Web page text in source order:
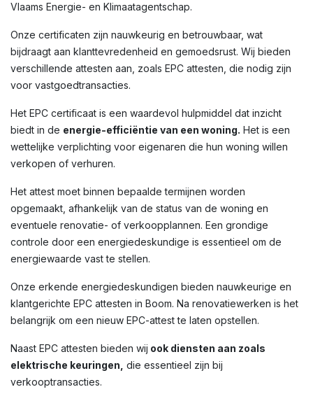
Vlaams Energie- en Klimaatagentschap.
Onze certificaten zijn nauwkeurig en betrouwbaar, wat
bijdraagt aan klanttevredenheid en gemoedsrust. Wij bieden
verschillende attesten aan, zoals EPC attesten, die nodig zijn
voor vastgoedtransacties.
Het EPC certificaat is een waardevol hulpmiddel dat inzicht
biedt in de energie-efficiëntie van een woning. Het is een
wettelijke verplichting voor eigenaren die hun woning willen
verkopen of verhuren.
Het attest moet binnen bepaalde termijnen worden
opgemaakt, afhankelijk van de status van de woning en
eventuele renovatie- of verkoopplannen. Een grondige
controle door een energiedeskundige is essentieel om de
energiewaarde vast te stellen.
Onze erkende energiedeskundigen bieden nauwkeurige en
klantgerichte EPC attesten in Boom. Na renovatiewerken is het
belangrijk om een nieuw EPC-attest te laten opstellen.
Naast EPC attesten bieden wij ook diensten aan zoals
elektrische keuringen, die essentieel zijn bij
verkooptransacties.